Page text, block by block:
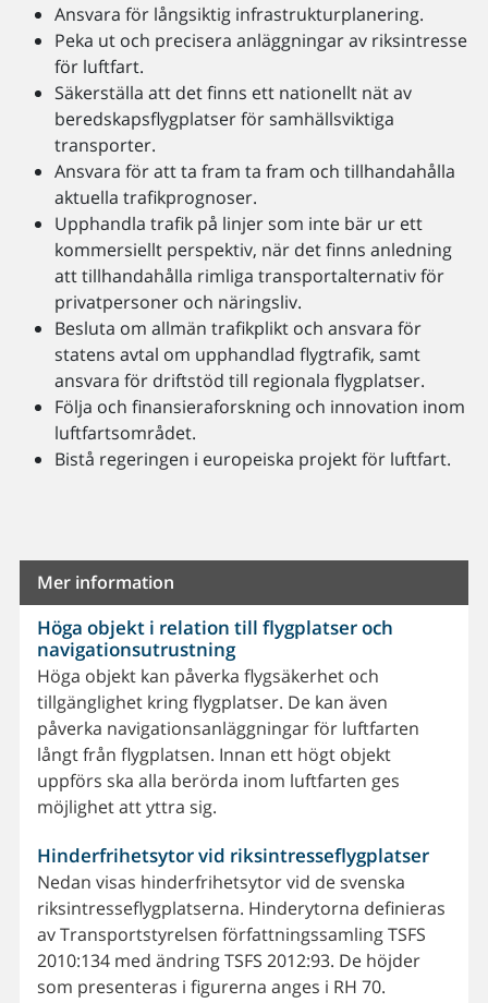
Ansvara för långsiktig infrastrukturplanering.
Peka ut och precisera anläggningar av riksintresse
för luftfart.
Säkerställa att det finns ett nationellt nät av
beredskapsflygplatser för samhällsviktiga
transporter.
Ansvara för att ta fram ta fram och tillhandahålla
aktuella trafikprognoser.
Upphandla trafik på linjer som inte bär ur ett
kommersiellt perspektiv, när det finns anledning
att tillhandahålla rimliga transportalternativ för
privatpersoner och näringsliv.
Besluta om allmän trafikplikt och ansvara för
statens avtal om upphandlad flygtrafik, samt
ansvara för driftstöd till regionala flygplatser.
Följa och finansieraforskning och innovation inom
luftfartsområdet.
Bistå regeringen i europeiska projekt för luftfart.
Mer information
Höga objekt i relation till flygplatser och
navigationsutrustning
Höga objekt kan påverka flygsäkerhet och
tillgänglighet kring flygplatser. De kan även
påverka navigationsanläggningar för luftfarten
långt från flygplatsen. Innan ett högt objekt
uppförs ska alla berörda inom luftfarten ges
möjlighet att yttra sig.
Hinderfrihetsytor vid riksintresseflygplatser
Nedan visas hinderfrihetsytor vid de svenska
riksintresseflygplatserna. Hinderytorna definieras
av Transportstyrelsen författningssamling TSFS
2010:134 med ändring TSFS 2012:93. De höjder
som presenteras i figurerna anges i RH 70.